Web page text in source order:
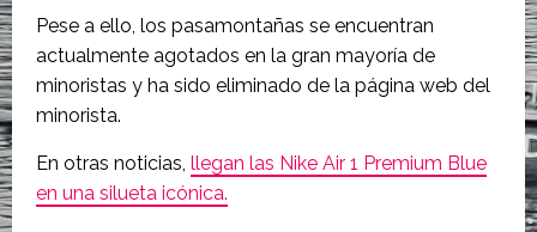
Pese a ello, los pasamontañas se encuentran
actualmente agotados en la gran mayoría de
minoristas y ha sido eliminado de la página web del
minorista.
En otras noticias, llegan las Nike Air 1 Premium Blue
en una silueta icónica.